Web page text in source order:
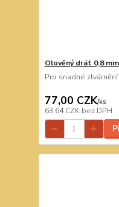
Olověný drát 0,8 mm
Pro snadné
77,00 CZK/ks
63,64 CZK bez DPH